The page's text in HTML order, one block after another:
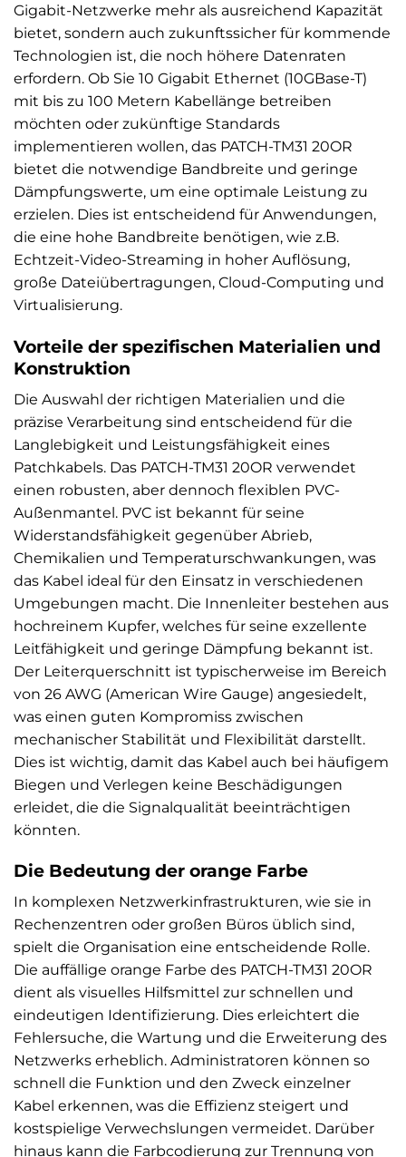
Gigabit-Netzwerke mehr als ausreichend Kapazität
bietet, sondern auch zukunftssicher für kommende
Technologien ist, die noch höhere Datenraten
erfordern. Ob Sie 10 Gigabit Ethernet (10GBase-T)
mit bis zu 100 Metern Kabellänge betreiben
möchten oder zukünftige Standards
implementieren wollen, das PATCH-TM31 20OR
bietet die notwendige Bandbreite und geringe
Dämpfungswerte, um eine optimale Leistung zu
erzielen. Dies ist entscheidend für Anwendungen,
die eine hohe Bandbreite benötigen, wie z.B.
Echtzeit-Video-Streaming in hoher Auflösung,
große Dateiübertragungen, Cloud-Computing und
Virtualisierung.
Vorteile der spezifischen Materialien und
Konstruktion
Die Auswahl der richtigen Materialien und die
präzise Verarbeitung sind entscheidend für die
Langlebigkeit und Leistungsfähigkeit eines
Patchkabels. Das PATCH-TM31 20OR verwendet
einen robusten, aber dennoch flexiblen PVC-
Außenmantel. PVC ist bekannt für seine
Widerstandsfähigkeit gegenüber Abrieb,
Chemikalien und Temperaturschwankungen, was
das Kabel ideal für den Einsatz in verschiedenen
Umgebungen macht. Die Innenleiter bestehen aus
hochreinem Kupfer, welches für seine exzellente
Leitfähigkeit und geringe Dämpfung bekannt ist.
Der Leiterquerschnitt ist typischerweise im Bereich
von 26 AWG (American Wire Gauge) angesiedelt,
was einen guten Kompromiss zwischen
mechanischer Stabilität und Flexibilität darstellt.
Dies ist wichtig, damit das Kabel auch bei häufigem
Biegen und Verlegen keine Beschädigungen
erleidet, die die Signalqualität beeinträchtigen
könnten.
Die Bedeutung der orange Farbe
In komplexen Netzwerkinfrastrukturen, wie sie in
Rechenzentren oder großen Büros üblich sind,
spielt die Organisation eine entscheidende Rolle.
Die auffällige orange Farbe des PATCH-TM31 20OR
dient als visuelles Hilfsmittel zur schnellen und
eindeutigen Identifizierung. Dies erleichtert die
Fehlersuche, die Wartung und die Erweiterung des
Netzwerks erheblich. Administratoren können so
schnell die Funktion und den Zweck einzelner
Kabel erkennen, was die Effizienz steigert und
kostspielige Verwechslungen vermeidet. Darüber
hinaus kann die Farbcodierung zur Trennung von